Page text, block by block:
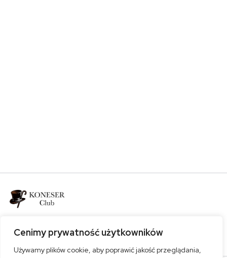
Cenimy prywatność użytkowników
Używamy plików cookie, aby poprawić jakość przeglądania,
Bądź z nami